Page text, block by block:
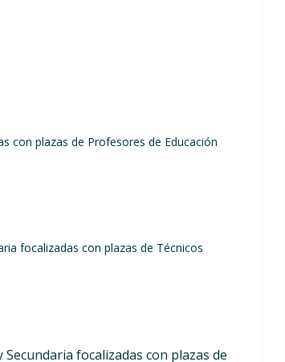
con plazas de Profesores de Educación
focalizadas con plazas de Técnicos
focalizadas con plazas de